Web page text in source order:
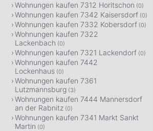
Wohnungen kaufen 7312 Horitschon (0)
Wohnungen kaufen 7342 Kaisersdorf (0)
Wohnungen kaufen 7332 Kobersdorf (0)
Wohnungen kaufen 7322
Lackenbach (0)
Wohnungen kaufen 7321 Lackendorf (0)
Wohnungen kaufen 7442
Lockenhaus (0)
Wohnungen kaufen 7361
Lutzmannsburg (3)
Wohnungen kaufen 7444 Mannersdorf
an der Rabnitz (0)
Wohnungen kaufen 7341 Markt Sankt
Martin (0)